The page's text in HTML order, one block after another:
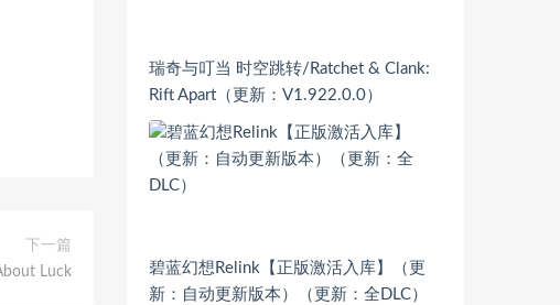
下一篇
Luck
瑞奇与叮当 时空跳转/Ratchet & Clank:
Rift Apart（更新：V1.922.0.0）
碧蓝幻想Relink【正版激活入库】（更
新：自动更新版本）（更新：全DLC）